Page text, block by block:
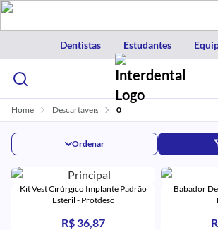
Dentistas Estudantes
Home Descartaveis 0
Ordenar
Kit Vest Cirúrgico Implante Padrão
Estéril - Protdesc
R$ 36,87
Babador